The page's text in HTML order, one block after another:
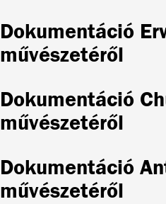
Dokumentáció
művészetéről
Dokumentáció
művészetéről
Dokumentáció
művészetéről